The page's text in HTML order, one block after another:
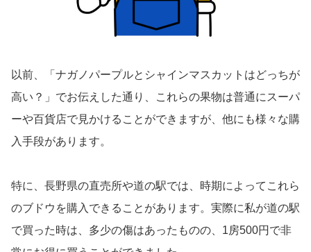
以前、「ナガノパープルとシャインマスカットはどっちが
高い？」でお伝えした通り、これらの果物は普通にスーパ
ーや百貨店で見かけることができますが、他にも様々な購
入手段があります。
特に、長野県の直売所や道の駅では、時期によってこれら
のブドウを購入できることがあります。実際に私が道の駅
で買った時は、多少の傷はあったものの、1房500円で非